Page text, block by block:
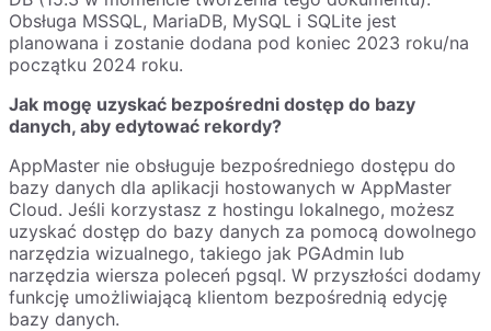
Obsługa MSSQL, MariaDB, MySQL i SQLite jest
planowana i zostanie dodana pod koniec 2023 roku/na
początku 2024 roku.
Jak mogę uzyskać bezpośredni dostęp do bazy
danych, aby edytować rekordy?
AppMaster nie obsługuje bezpośredniego dostępu do
bazy danych dla aplikacji hostowanych w AppMaster
Cloud. Jeśli korzystasz z hostingu lokalnego, możesz
uzyskać dostęp do bazy danych za pomocą dowolnego
narzędzia wizualnego, takiego jak PGAdmin lub
narzędzia wiersza poleceń pgsql. W przyszłości dodamy
funkcję umożliwiającą klientom bezpośrednią edycję
bazy danych.